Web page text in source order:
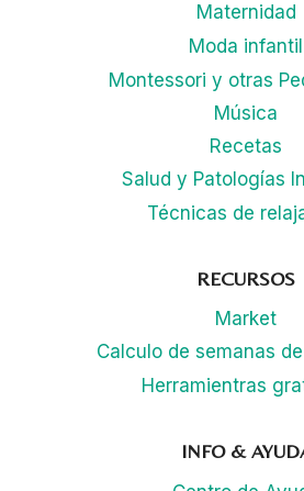
Maternidad
Moda infantil
Montessori y otras
Música
Recetas
Salud y Patologías
Técnicas de
RECURSOS
Market
Calculo de semanas
Herramientras
INFO &